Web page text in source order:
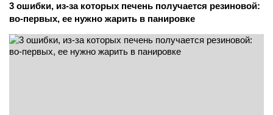
3 ошибки, из-за которых печень получается резиновой:
во-первых, ее нужно жарить в панировке